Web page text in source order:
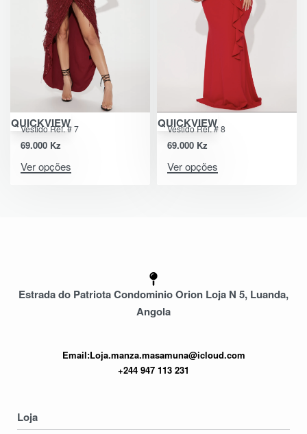
QUICKVIEW
Vestido Ref. # 7
69.000 Kz
Ver opções
QUICKVIEW
Vestido Ref. # 8
69.000 Kz
Ver opções
Estrada do Patriota Condominio Orion Loja N 5, Luanda,
Angola
Email:Loja.manza.masamuna@icloud.com
+244 947 113 231
Loja